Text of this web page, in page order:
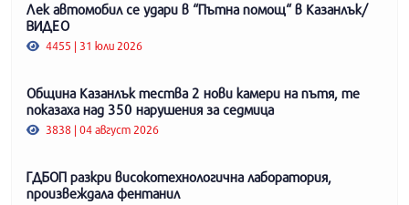
Лек автомобил се удари в “Пътна помощ“ в Казанлък/
ВИДЕО
4455 | 31 юли 2026
Община Казанлък тества 2 нови камери на пътя, те
показаха над 350 нарушения за седмица
3838 | 04 август 2026
ГДБОП разкри високотехнологична лаборатория,
произвеждала фентанил